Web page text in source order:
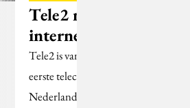
Tele2 met
internettelevisie
Tele2 is vandaag als
eerste telecombedrijf in
Nederland begonnen